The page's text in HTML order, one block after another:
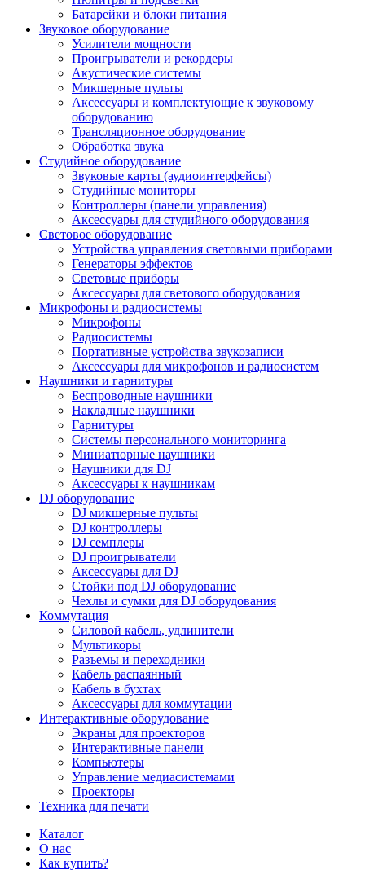
Батарейки и блоки питания
Звуковое оборудование
Усилители мощности
Проигрыватели и рекордеры
Акустические системы
Микшерные пульты
Аксессуары и комплектующие к звуковому
оборудованию
Трансляционное оборудование
Обработка звука
Студийное оборудование
Звуковые карты (аудиоинтерфейсы)
Студийные мониторы
Контроллеры (панели управления)
Аксессуары для студийного оборудования
Световое оборудование
Устройства управления световыми приборами
Генераторы эффектов
Световые приборы
Аксессуары для светового оборудования
Микрофоны и радиосистемы
Микрофоны
Радиосистемы
Портативные устройства звукозаписи
Аксессуары для микрофонов и радиосистем
Наушники и гарнитуры
Беспроводные наушники
Накладные наушники
Гарнитуры
Системы персонального мониторинга
Миниатюрные наушники
Наушники для DJ
Аксессуары к наушникам
DJ оборудование
DJ микшерные пульты
DJ контроллеры
DJ семплеры
DJ проигрыватели
Аксессуары для DJ
Стойки под DJ оборудование
Чехлы и сумки для DJ оборудования
Коммутация
Силовой кабель, удлинители
Мультикоры
Разъемы и переходники
Кабель распаянный
Кабель в бухтах
Аксессуары для коммутации
Интерактивные оборудование
Экраны для проекторов
Интерактивные панели
Компьютеры
Управление медиасистемами
Проекторы
Техника для печати
Каталог
О нас
Как купить?